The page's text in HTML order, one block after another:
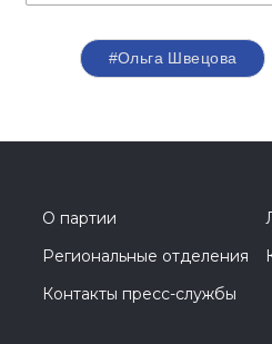
#Ольга Швецова
О партии
Региональные отделения
Контакты пресс-службы